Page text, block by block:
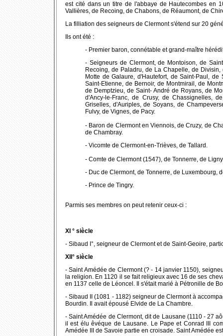
est cité dans un titre de l'abbaye de Hautecombes en
Vallières, de Recoing, de Chabons, de Réaumont, de
La filliation des seigneurs de Clermont s'étend sur 20
Ils ont été :
- Premier baron, connétable et grand-maître
- Seigneurs de Clermont, de Montoison, de
Recoing, de Paladru, de La Chapelle, de
Motte de Galaure, d'Hautefort, de Saint-Paul,
Saint-Etienne, de Bernoir, de Montmirail, de
de Demptzieu, de Saint- André de Royans, de
d'Ancy-le-Franc, de Crusy, de Chassignelles,
Griselles, d'Auriples, de Soyans, de
Fulvy, de Vignes, de Pacy.
- Baron de Clermont en Viennois, de Cruzy, de
de Chambray.
- Vicomte de Clermont-en-Trièves, de Tallard.
- Comte de Clermont (1547), de Tonnerre, de
- Duc de Clermont, de Tonnerre, de Luxembourg,
- Prince de Tingry.
Parmis ses membres on peut retenir ceux-ci :
XI ° siècle
- Sibaud I°, seigneur de Clermont et de Saint-Geoire,
XII° siècle
- Saint Amédée de Clermont (? - 14 janvier 1150),
la religion. En 1120 il se fait religieux avec 16 de ses
en 1137 celle de Léoncel. Il s'était marié à Pétronille de
- Sibaud II (1081 - 1182) seigneur de Clermont à
Bourdin. Il avait épousé Elvide de La Chambre.
- Saint Amédée de Clermont, dit de Lausane (1110 - 27
il est élu êvéque de Lausane. Le Pape et Conrad III
Amédée III de Savoie partie en croisade. Saint Amédée